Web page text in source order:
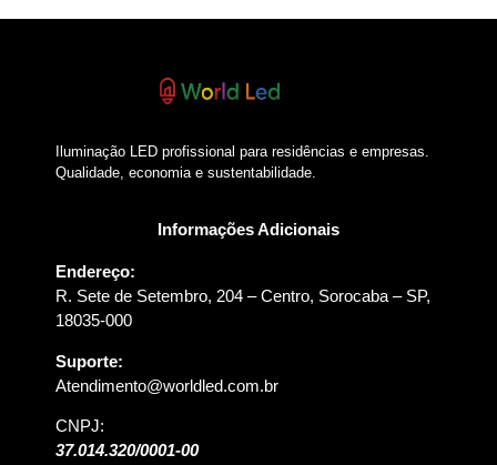
Iluminação LED profissional para residências e empresas.
Qualidade, economia e sustentabilidade.
Informações Adicionais
Endereço:
R. Sete de Setembro, 204 – Centro, Sorocaba – SP,
18035-000
Suporte:
Atendimento@worldled.com.br
CNPJ:
37.014.320/0001-00